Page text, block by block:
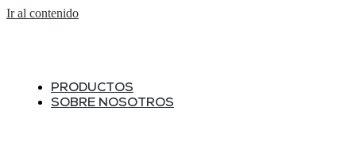
Ir al contenido
PRODUCTOS
SOBRE NOSOTROS